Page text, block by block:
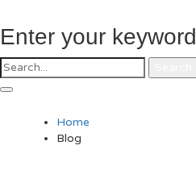
Enter your keyword
Home
Blog